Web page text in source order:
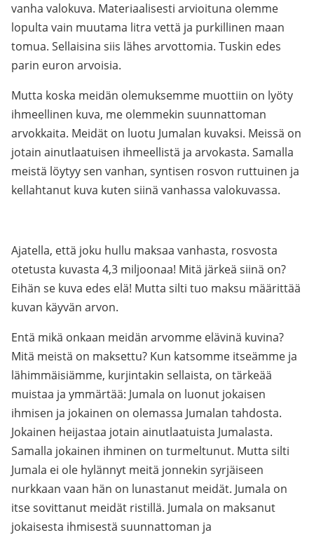
vanha valokuva. Materiaalisesti arvioituna olemme
lopulta vain muutama litra vettä ja purkillinen maan
tomua. Sellaisina siis lähes arvottomia. Tuskin edes
parin euron arvoisia.
Mutta koska meidän olemuksemme muottiin on lyöty
ihmeellinen kuva, me olemmekin suunnattoman
arvokkaita. Meidät on luotu Jumalan kuvaksi. Meissä on
jotain ainutlaatuisen ihmeellistä ja arvokasta. Samalla
meistä löytyy sen vanhan, syntisen rosvon ruttuinen ja
kellahtanut kuva kuten siinä vanhassa valokuvassa.
Ajatella, että joku hullu maksaa vanhasta, rosvosta
otetusta kuvasta 4,3 miljoonaa! Mitä järkeä siinä on?
Eihän se kuva edes elä! Mutta silti tuo maksu määrittää
kuvan käyvän arvon.
Entä mikä onkaan meidän arvomme elävinä kuvina?
Mitä meistä on maksettu? Kun katsomme itseämme ja
lähimmäisiämme, kurjintakin sellaista, on tärkeää
muistaa ja ymmärtää: Jumala on luonut jokaisen
ihmisen ja jokainen on olemassa Jumalan tahdosta.
Jokainen heijastaa jotain ainutlaatuista Jumalasta.
Samalla jokainen ihminen on turmeltunut. Mutta silti
Jumala ei ole hylännyt meitä jonnekin syrjäiseen
nurkkaan vaan hän on lunastanut meidät. Jumala on
itse sovittanut meidät ristillä. Jumala on maksanut
jokaisesta ihmisestä suunnattoman ja